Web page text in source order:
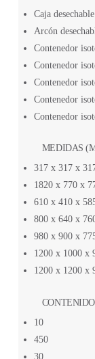
Caja
Arcón
Contenedor
Contenedor
Contenedor
Contenedor
Contenedor
MEDIDAS
317 x 317 x
1820 x 770 x
610 x 410 x
800 x 640 x
980 x 900 x
1200 x 1000 x
1200 x 1200 x
CONTENIDO
10
450
30